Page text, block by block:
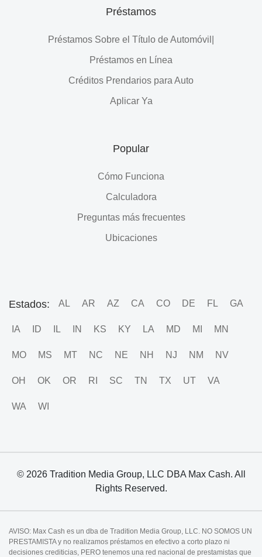
Préstamos
Préstamos Sobre el Título de Automóvil|
Préstamos en Línea
Créditos Prendarios para Auto
Aplicar Ya
Popular
Cómo Funciona
Calculadora
Preguntas más frecuentes
Ubicaciones
Estados: AL AR AZ CA CO DE FL GA
IA ID IL IN KS KY LA MD MI MN
MO MS MT NC NE NH NJ NM NV
OH OK OR RI SC TN TX UT VA
WA WI
© 2026 Tradition Media Group, LLC DBA Max Cash. All
Rights Reserved.
AVISO: Max Cash es un dba de Tradition Media Group, LLC. NO SOMOS UN
PRESTAMISTA y no realizamos préstamos en efectivo a corto plazo ni
decisiones crediticias, PERO tenemos una red nacional de prestamistas que